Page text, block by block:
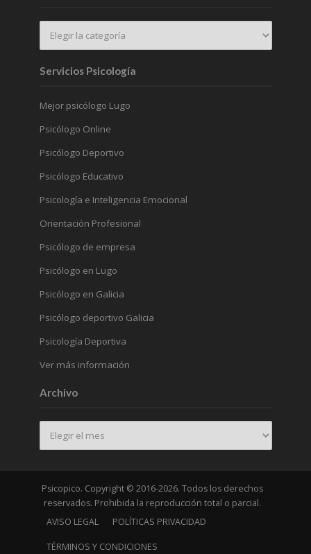
Servicios Psicología
Mejor psicólogo Lugo
Psicólogo Online
Psicólogo Deportivo
Psicólogo Educativo
Psicología e Inteligencia Emocional
Orientación Profesional
Psicólogo de empresa
Psicólogo en Lugo
Psicólogo en Galicia
Psicólogo deportivo Galicia
Psicología Deportiva
Ver más información
Archivo
Archivo
Psicopico. Copyright © 2016-2026. Todos los derechos
reservados. Prohibida la reproducción total o parcial.
AVISO LEGAL
POLÍTICAS PRIVACIDAD
TÉRMINOS Y CONDICIONES